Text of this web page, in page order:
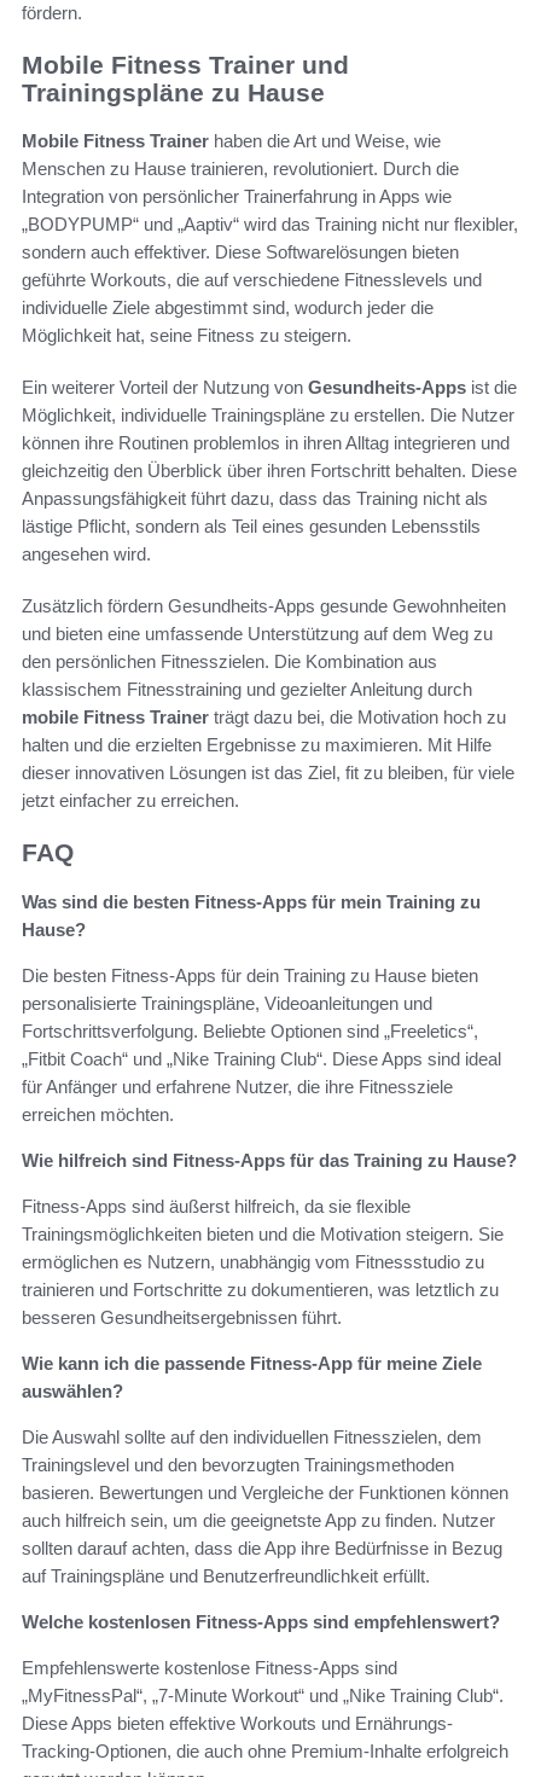
fördern.
Mobile Fitness Trainer und
Trainingspläne zu Hause
Mobile Fitness Trainer haben die Art und Weise, wie
Menschen zu Hause trainieren, revolutioniert. Durch die
Integration von persönlicher Trainerfahrung in Apps wie
„BODYPUMP“ und „Aaptiv“ wird das Training nicht nur flexibler,
sondern auch effektiver. Diese Softwarelösungen bieten
geführte Workouts, die auf verschiedene Fitnesslevels und
individuelle Ziele abgestimmt sind, wodurch jeder die
Möglichkeit hat, seine Fitness zu steigern.
Ein weiterer Vorteil der Nutzung von Gesundheits-Apps ist die
Möglichkeit, individuelle Trainingspläne zu erstellen. Die Nutzer
können ihre Routinen problemlos in ihren Alltag integrieren und
gleichzeitig den Überblick über ihren Fortschritt behalten. Diese
Anpassungsfähigkeit führt dazu, dass das Training nicht als
lästige Pflicht, sondern als Teil eines gesunden Lebensstils
angesehen wird.
Zusätzlich fördern Gesundheits-Apps gesunde Gewohnheiten
und bieten eine umfassende Unterstützung auf dem Weg zu
den persönlichen Fitnesszielen. Die Kombination aus
klassischem Fitnesstraining und gezielter Anleitung durch
mobile Fitness Trainer trägt dazu bei, die Motivation hoch zu
halten und die erzielten Ergebnisse zu maximieren. Mit Hilfe
dieser innovativen Lösungen ist das Ziel, fit zu bleiben, für viele
jetzt einfacher zu erreichen.
FAQ
Was sind die besten Fitness-Apps für mein Training zu
Hause?
Die besten Fitness-Apps für dein Training zu Hause bieten
personalisierte Trainingspläne, Videoanleitungen und
Fortschrittsverfolgung. Beliebte Optionen sind „Freeletics“,
„Fitbit Coach“ und „Nike Training Club“. Diese Apps sind ideal
für Anfänger und erfahrene Nutzer, die ihre Fitnessziele
erreichen möchten.
Wie hilfreich sind Fitness-Apps für das Training zu Hause?
Fitness-Apps sind äußerst hilfreich, da sie flexible
Trainingsmöglichkeiten bieten und die Motivation steigern. Sie
ermöglichen es Nutzern, unabhängig vom Fitnessstudio zu
trainieren und Fortschritte zu dokumentieren, was letztlich zu
besseren Gesundheitsergebnissen führt.
Wie kann ich die passende Fitness-App für meine Ziele
auswählen?
Die Auswahl sollte auf den individuellen Fitnesszielen, dem
Trainingslevel und den bevorzugten Trainingsmethoden
basieren. Bewertungen und Vergleiche der Funktionen können
auch hilfreich sein, um die geeignetste App zu finden. Nutzer
sollten darauf achten, dass die App ihre Bedürfnisse in Bezug
auf Trainingspläne und Benutzerfreundlichkeit erfüllt.
Welche kostenlosen Fitness-Apps sind empfehlenswert?
Empfehlenswerte kostenlose Fitness-Apps sind
„MyFitnessPal“, „7-Minute Workout“ und „Nike Training Club“.
Diese Apps bieten effektive Workouts und Ernährungs-
Tracking-Optionen, die auch ohne Premium-Inhalte erfolgreich